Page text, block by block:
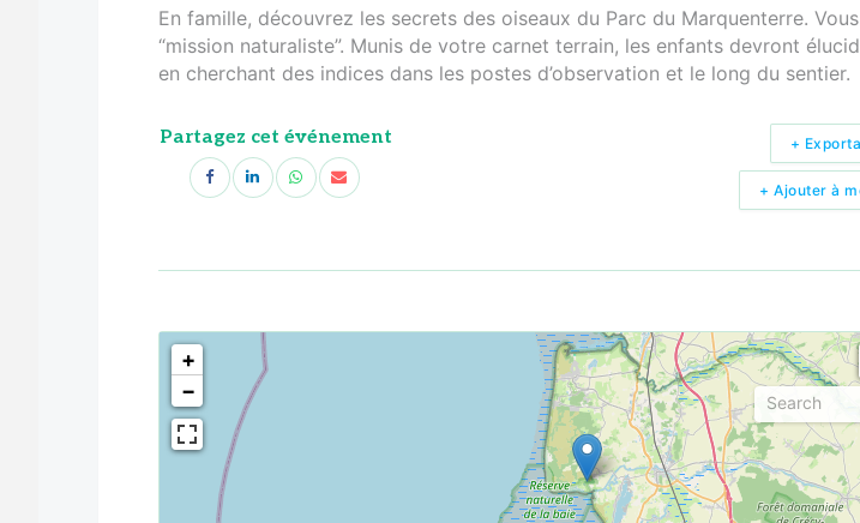
En famille, découvrez les secrets des oiseaux du Parc du Marquenterre.
“mission naturaliste”. Munis de votre carnet terrain, les enfants devront
en cherchant des indices dans les postes d’observation et le long du sentier.
Partagez cet événement
+ Ajouter à
+
<!---->
+
−